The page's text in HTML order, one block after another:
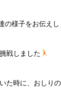
の様子をお伝え
戦しました
た時に、おしり